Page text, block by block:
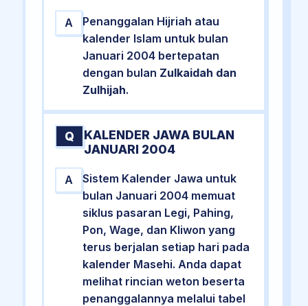
A
Penanggalan Hijriah atau
kalender Islam untuk bulan
Januari 2004 bertepatan
dengan bulan Zulkaidah dan
Zulhijah.
Q
KALENDER JAWA BULAN
JANUARI 2004
A
Sistem Kalender Jawa untuk
bulan Januari 2004 memuat
siklus pasaran Legi, Pahing,
Pon, Wage, dan Kliwon yang
terus berjalan setiap hari pada
kalender Masehi. Anda dapat
melihat rincian weton beserta
penanggalannya melalui tabel